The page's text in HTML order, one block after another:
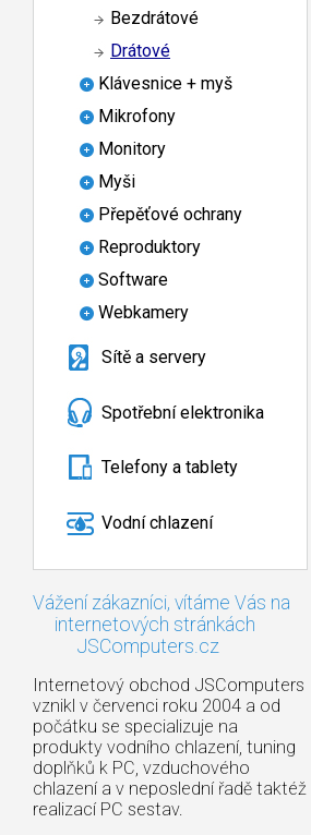
Bezdrátové
Drátové
Klávesnice + myš
Mikrofony
Monitory
Myši
Přepěťové ochrany
Reproduktory
Software
Webkamery
Sítě a servery
Spotřební elektronika
Telefony a tablety
Vodní chlazení
Vážení zákazníci, vítáme Vás na
internetových stránkách
JSComputers.cz
Internetový obchod JSComputers
vznikl v červenci roku 2004 a od
počátku se specializuje na
produkty vodního chlazení, tuning
doplňků k PC, vzduchového
chlazení a v neposlední řadě taktéž
realizací PC sestav.